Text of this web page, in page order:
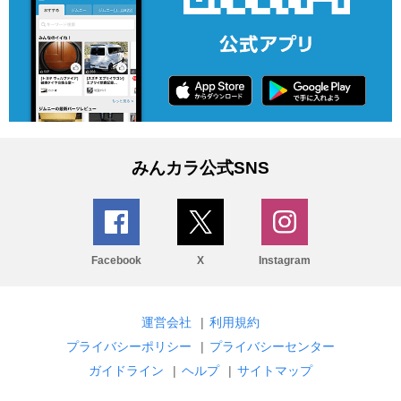
みんカラ公式SNS
Facebook X Instagram
運営会社 | 利用規約
プライバシーポリシー
| プライバシーセンター
ガイドライン
| ヘルプ | サイトマップ